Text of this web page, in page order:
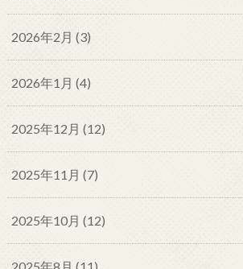
2026年2月 (3)
2026年1月 (4)
2025年12月 (12)
2025年11月 (7)
2025年10月 (12)